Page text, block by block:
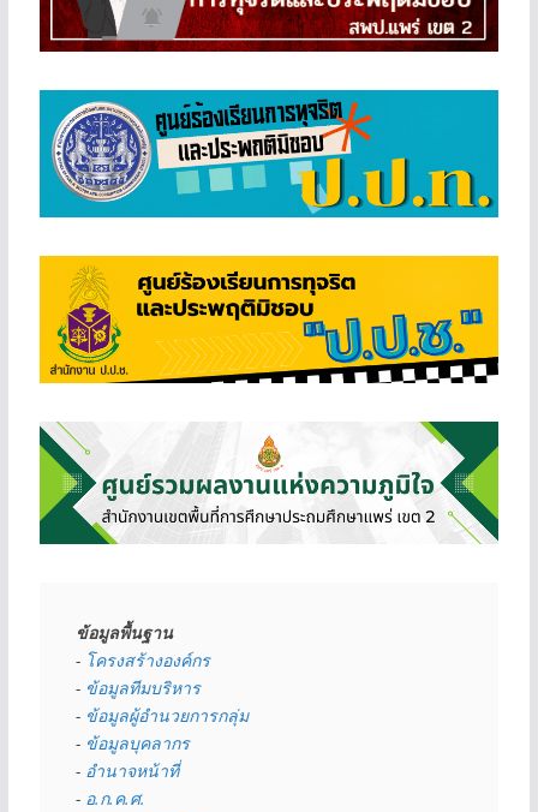
ข้อมูลพื้นฐาน
- โครงสร้างองค์กร
- ข้อมูลทีมบริหาร
- ข้อมูลผู้อำนวยการกลุ่ม
- ข้อมูลบุคลากร
- อำนาจหน้าที่
- อ.ก.ค.ศ.